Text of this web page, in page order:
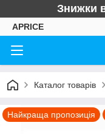
Знижки
APRICE
Каталог товарів
Найкраща пропозиція